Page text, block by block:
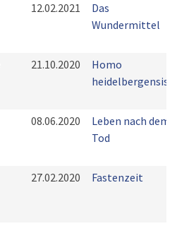
12.02.2021
Das
Wundermittel
21.10.2020
Homo
heidelbergensis
08.06.2020
Leben nach dem
Tod
27.02.2020 Fastenzeit